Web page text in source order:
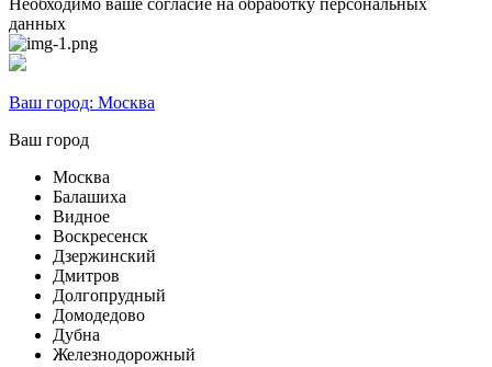
Необходимо ваше согласие на обработку персональных
данных
Ваш город: Москва
Ваш город
Москва
Балашиха
Видное
Воскресенск
Дзержинский
Дмитров
Долгопрудный
Домодедово
Дубна
Железнодорожный